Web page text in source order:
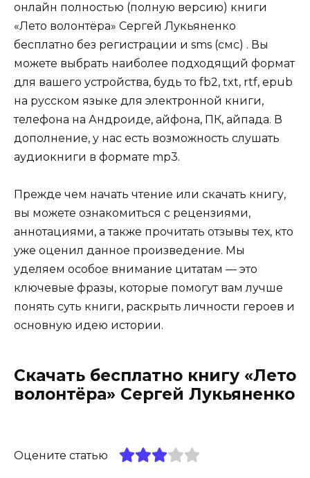
онлайн полностью (полную версию) книги
«Лето волонтёра» Сергей Лукьяненко
бесплатно без регистрации и sms (смс) . Вы
можете выбрать наиболее подходящий формат
для вашего устройства, будь то fb2, txt, rtf, epub
на русском языке для электронной книги,
телефона на Андроиде, айфона, ПК, айпада. В
дополнение, у нас есть возможность слушать
аудиокниги в формате mp3.
Прежде чем начать чтение или скачать книгу,
вы можете ознакомиться с рецензиями,
аннотациями, а также прочитать отзывы тех, кто
уже оценил данное произведение. Мы
уделяем особое внимание цитатам — это
ключевые фразы, которые помогут вам лучше
понять суть книги, раскрыть личности героев и
основную идею истории.
Скачать бесплатно книгу «Лето
волонтёра» Сергей Лукьяненко
Оцените статью